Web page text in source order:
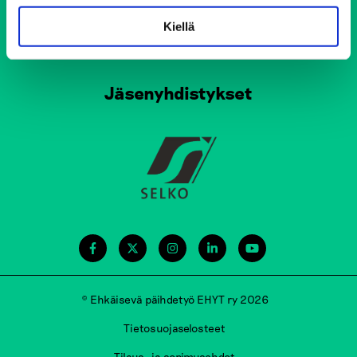
Kiellä
Tule vapaaehtoiseksi
Jäsenyhdistykset
© Ehkäisevä päihdetyö EHYT ry 2026
Tietosuojaselosteet